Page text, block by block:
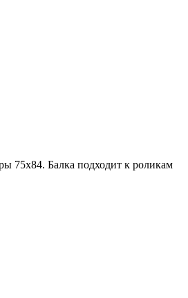
75х84. Балка подходит к роликам